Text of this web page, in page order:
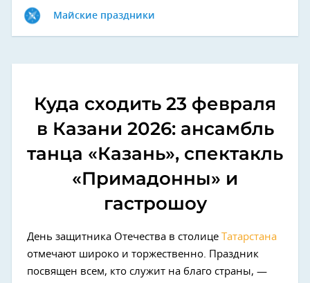
Майские праздники
Куда сходить 23 февраля
в Казани 2026: ансамбль
танца «Казань», спектакль
«Примадонны» и
гастрошоу
День защитника Отечества в столице
Татарстана
отмечают широко и торжественно. Праздник
посвящен всем, кто служит на благо страны, —